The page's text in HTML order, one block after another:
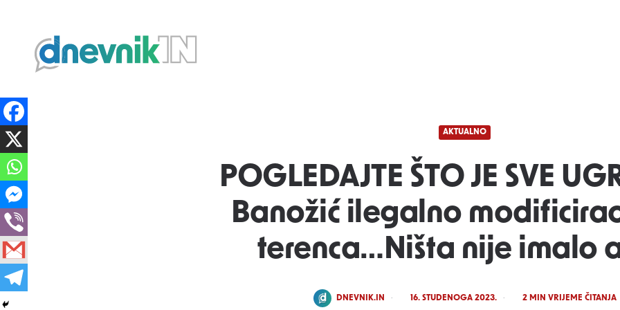
Dnevnik.in
AKTUALNO
POGLEDAJTE ŠTO JE SVE
Banožić ilegalno
terenca…Ništa nije imalo
POSTED
DNEVNIK.IN 16. STUDENOGA 2023. 2MIN VRIJEME ČITANJA